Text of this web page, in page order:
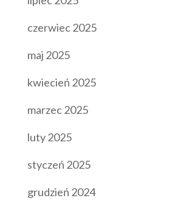
czerwiec 2025
maj 2025
kwiecień 2025
marzec 2025
luty 2025
styczeń 2025
grudzień 2024